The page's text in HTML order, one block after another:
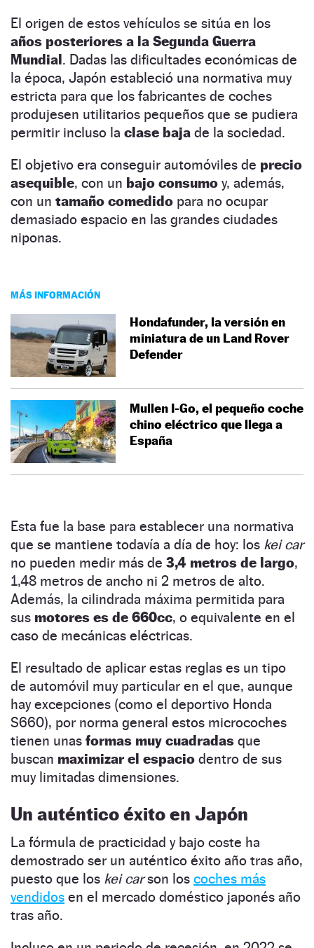
El origen de estos vehículos se sitúa en los
años posteriores a la Segunda Guerra
Mundial. Dadas las dificultades económicas de
la época, Japón estableció una normativa muy
estricta para que los fabricantes de coches
produjesen utilitarios pequeños que se pudiera
permitir incluso la clase baja de la sociedad.
El objetivo era conseguir automóviles de precio
asequible, con un bajo consumo y, además,
con un tamaño comedido para no ocupar
demasiado espacio en las grandes ciudades
niponas.
MÁS INFORMACIÓN
Hondafunder, la versión en
miniatura de un Land Rover
Defender
Mullen I-Go, el pequeño coche
chino eléctrico que llega a
España
Esta fue la base para establecer una normativa
que se mantiene todavía a día de hoy: los kei car
no pueden medir más de 3,4 metros de largo,
1,48 metros de ancho ni 2 metros de alto.
Además, la cilindrada máxima permitida para
sus motores es de 660cc, o equivalente en el
caso de mecánicas eléctricas.
El resultado de aplicar estas reglas es un tipo
de automóvil muy particular en el que, aunque
hay excepciones (como el deportivo Honda
S660), por norma general estos microcoches
tienen unas formas muy cuadradas que
buscan maximizar el espacio dentro de sus
muy limitadas dimensiones.
Un auténtico éxito en Japón
La fórmula de practicidad y bajo coste ha
demostrado ser un auténtico éxito año tras año,
puesto que los kei carson los coches más
vendidos en el mercado doméstico japonés año
tras año.